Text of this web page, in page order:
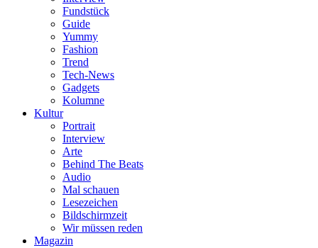
Fundstück
Guide
Yummy
Fashion
Trend
Tech-News
Gadgets
Kolumne
Kultur
Portrait
Interview
Arte
Behind The Beats
Audio
Mal schauen
Lesezeichen
Bildschirmzeit
Wir müssen reden
Magazin